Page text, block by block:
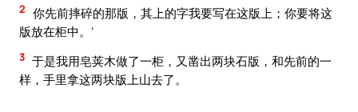
2 你先前摔碎的那版，其上的字我要写在这版上；你要将这
版放在柜中。’
3 于是我用皂荚木做了一柜，又凿出两块石版，和先前的一
样，手里拿这两块版上山去了。